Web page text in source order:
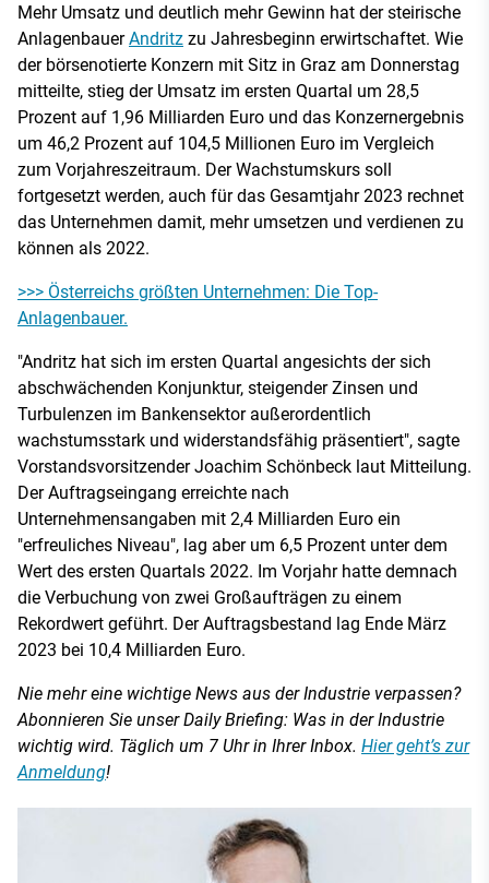
Mehr Umsatz und deutlich mehr Gewinn hat der steirische
AnlagenbauerAndritz zu Jahresbeginn erwirtschaftet. Wie
der börsenotierte Konzern mit Sitz in Graz am Donnerstag
mitteilte, stieg der Umsatz im ersten Quartal um 28,5
Prozent auf 1,96 Milliarden Euro und das Konzernergebnis
um 46,2 Prozent auf 104,5 Millionen Euro im Vergleich
zum Vorjahreszeitraum. Der Wachstumskurs soll
fortgesetzt werden, auch für das Gesamtjahr 2023 rechnet
das Unternehmen damit, mehr umsetzen und verdienen zu
können als 2022.
>>> Österreichs größten Unternehmen: Die Top-
Anlagenbauer.
"Andritz hat sich im ersten Quartal angesichts der sich
abschwächenden Konjunktur, steigender Zinsen und
Turbulenzen im Bankensektor außerordentlich
wachstumsstark und widerstandsfähig präsentiert", sagte
Vorstandsvorsitzender Joachim Schönbeck laut Mitteilung.
Der Auftragseingang erreichte nach
Unternehmensangaben mit 2,4 Milliarden Euro ein
"erfreuliches Niveau", lag aber um 6,5 Prozent unter dem
Wert des ersten Quartals 2022. Im Vorjahr hatte demnach
die Verbuchung von zwei Großaufträgen zu einem
Rekordwert geführt. Der Auftragsbestand lag Ende März
2023 bei 10,4 Milliarden Euro.
Nie mehr eine wichtige News aus der Industrie verpassen?
Abonnieren Sie unser Daily Briefing: Was in der Industrie
wichtig wird. Täglich um 7 Uhr in Ihrer Inbox. Hier geht’s zur
Anmeldung!